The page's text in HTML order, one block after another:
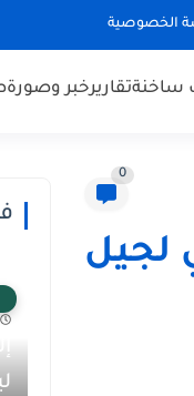
الخصوصية
ساخنةتقاريرخبر وصورة
0
لجيل